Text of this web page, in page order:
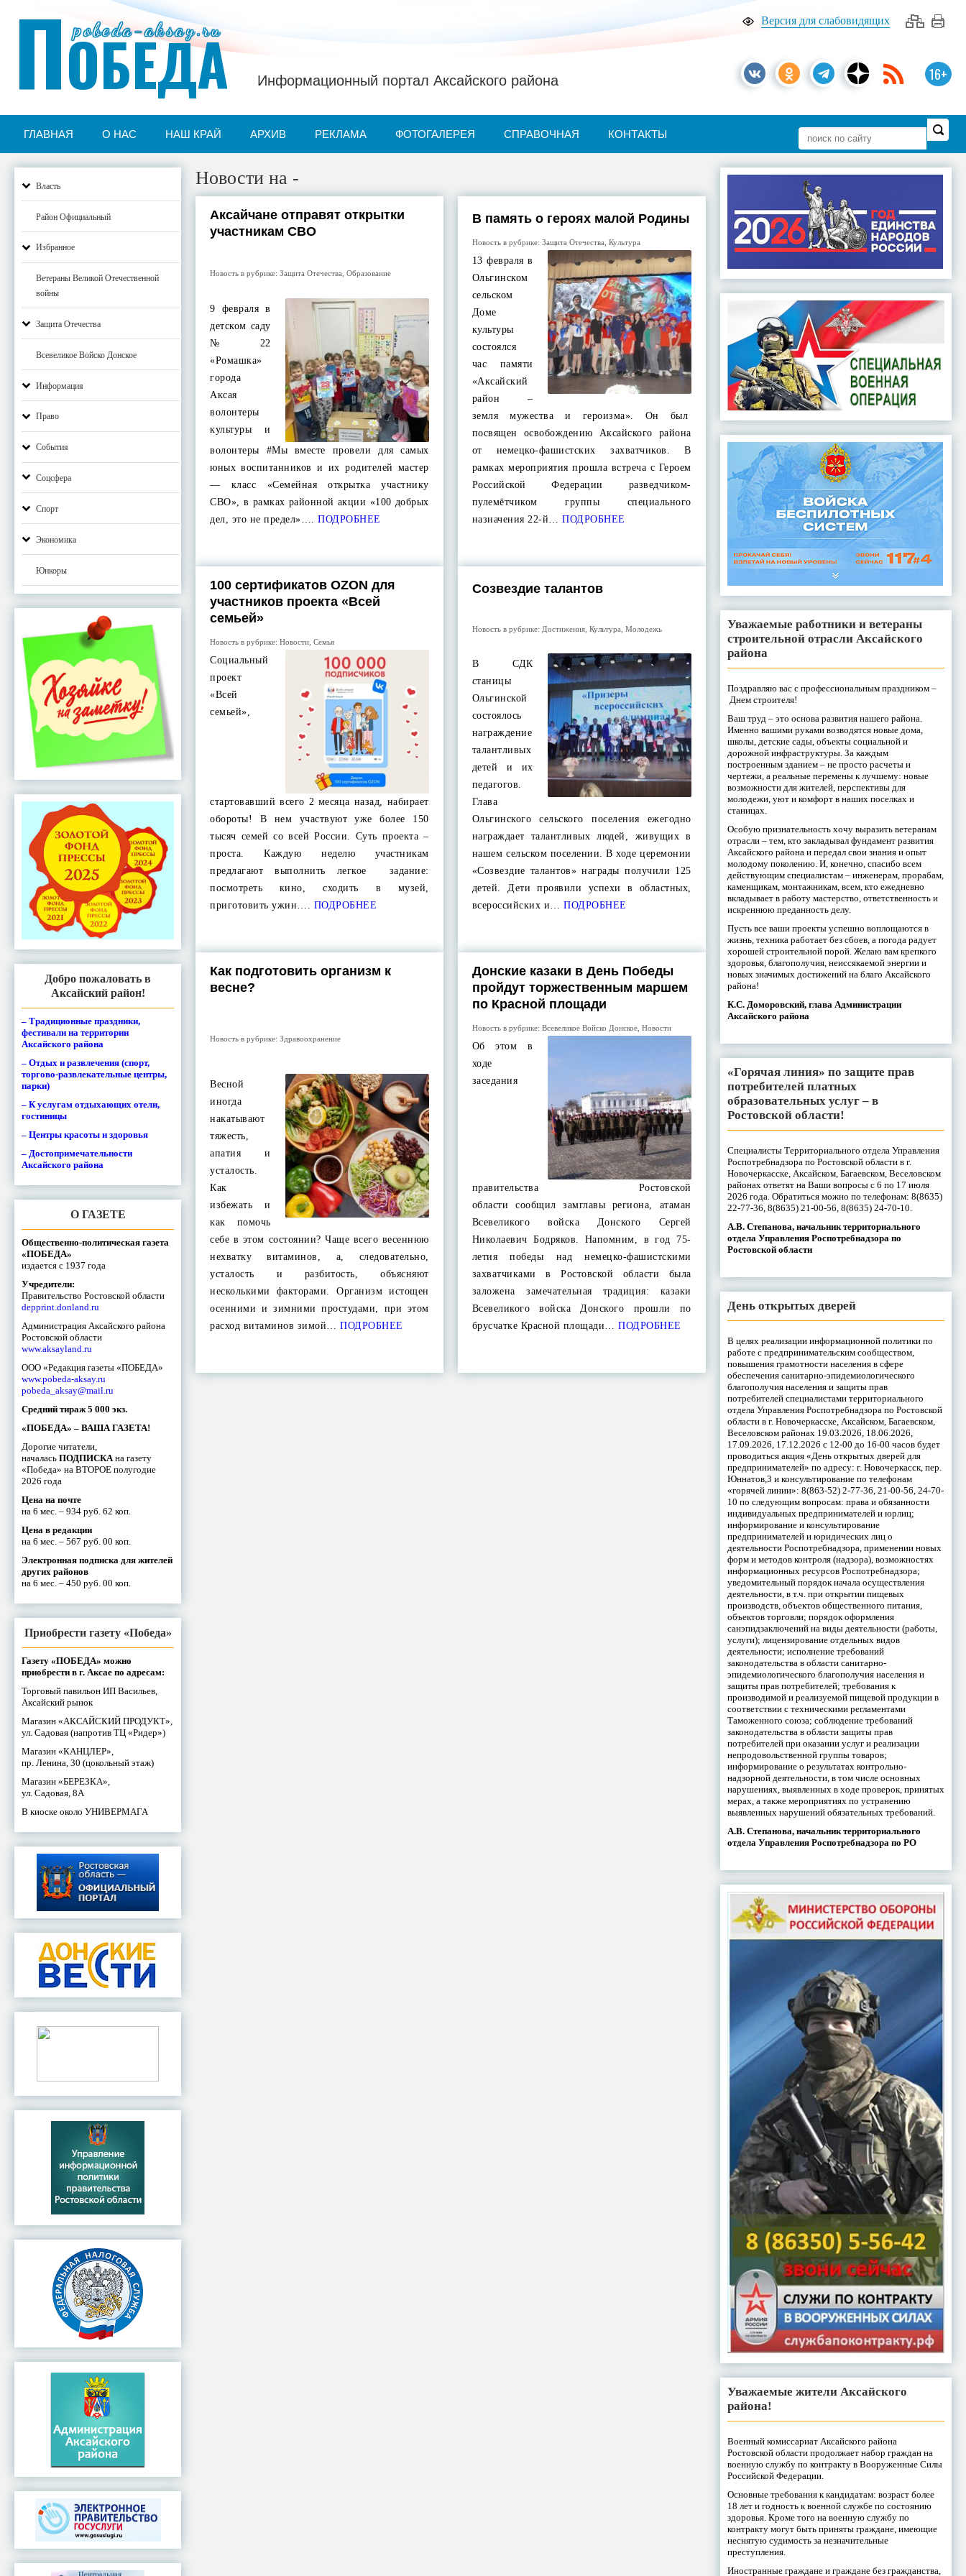
Версия для слабовидящих
16+
pobeda-aksay.ru
ПОБЕДА Информационный портал Аксайского района
ГЛАВНАЯ О НАС НАШ КРАЙ АРХИВ РЕКЛАМА ФОТОГАЛЕРЕЯ СПРАВОЧНАЯ КОНТАКТЫ
Власть
Район Официальный
Избранное
Ветераны Великой Отечественной
войны
Защита Отечества
Всевеликое Войско Донское
Информация
Право
События
Соцсфера
Спорт
Экономика
Юнкоры
Добро пожаловать в
Аксайский район!
– Традиционные праздники,
фестивали на территории
Аксайского района
– Отдых и развлечения (спорт,
торгово-развлекательные центры,
парки)
– К услугам отдыхающих отели,
гостиницы
– Центры красоты и здоровья
– Достопримечательности
Аксайского района
О ГАЗЕТЕ
Общественно-политическая газета
«ПОБЕДА»
издается с 1937 года
Учредители:
Правительство Ростовской области
depprint.donland.ru
Администрация Аксайского района
Ростовской области
www.aksayland.ru
ООО «Редакция газеты «ПОБЕДА»
www.pobeda-aksay.ru
pobeda_aksay@mail.ru
Средний тираж 5 000 экз.
«ПОБЕДА» – ВАША ГАЗЕТА!
Дорогие читатели,
началась ПОДПИСКА на газету
«Победа» на ВТОРОЕ полугодие
2026 года
Цена на почте
на 6 мес. – 934 руб. 62 коп.
Цена в редакции
на 6 мес. – 567 руб. 00 коп.
Электронная подписка для жителей
других районов
на 6 мес. – 450 руб. 00 коп.
Приобрести газету «Победа»
Газету «ПОБЕДА» можно
приобрести в г. Аксае по адресам:
Торговый павильон ИП Васильев,
Аксайский рынок
Магазин «АКСАЙСКИЙ ПРОДУКТ»,
ул. Садовая (напротив ТЦ «Ридер»)
Магазин «КАНЦЛЕР»,
пр. Ленина, 30 (цокольный этаж)
Магазин «БЕРЕЗКА»,
ул. Садовая, 8А
В киоске около УНИВЕРМАГА
Новости на -
Аксайчане отправят открытки
участникам СВО
Новость в рубрике:Защита Отечества ,Образование
9 февраля в
детском саду
№ 22
«Ромашка»
города
Аксая
волонтеры
культуры и
волонтеры #Мы вместе провели для самых
юных воспитанников и их родителей мастер
— класс «Семейная открытка участнику
СВО», в рамках районной акции «100 добрых
дел, это не предел»…. ПОДРОБНЕЕ
В память о героях малой Родины
Новость в рубрике: Защита Отечества Культура
13 февраля в
Ольгинском
сельском
Доме
культуры
состоялся
час памяти
«Аксайский
район –
земля мужества и героизма». Он был
посвящен освобождению Аксайского района
от немецко-фашистских захватчиков. В
рамках мероприятия прошла встреча с Героем
Российской Федерации разведчиком-
пулемётчиком группы специального
назначения 22-й… ПОДРОБНЕЕ
100 сертификатов OZON для
участников проекта «Всей
семьей»
Новость в рубрике:Новости ,Семья
Социальный
проект
«Всей
семьей»,
стартовавший всего 2 месяца назад, набирает
обороты! В нем участвуют уже более 150
тысяч семей со всей России. Суть проекта –
проста. Каждую неделю участникам
предлагают выполнить легкое задание:
посмотреть кино, сходить в музей,
приготовить ужин…. ПОДРОБНЕЕ
Созвездие талантов
Новость в рубрике: Достижения, Культура Молодежь
В СДК
станицы
Ольгинской
состоялось
награждение
талантливых
детей и их
педагогов.
Глава
Ольгинского сельского поселения ежегодно
награждает талантливых людей, живущих в
нашем сельском поселении. В ходе церемонии
«Созвездие талантов» награды получили 125
детей. Дети проявили успехи в областных,
всероссийских и… ПОДРОБНЕЕ
Как подготовить организм к
весне?
Новость в рубрике:Здравоохранение
Весной
иногда
накатывают
тяжесть,
апатия и
усталость.
Как
избежать и
как помочь
себе в этом состоянии? Чаще всего весеннюю
нехватку витаминов, а, следовательно,
усталость и разбитость, объясняют
несколькими факторами. Организм истощен
осенними и зимними простудами, при этом
расход витаминов зимой… ПОДРОБНЕЕ
Донские казаки в День Победы
пройдут торжественным маршем
по Красной площади
Новость в рубрике: Всевеликое Войско Донское, Новости
Об этом в
ходе
заседания
правительства Ростовской
области сообщил замглавы региона, атаман
Всевеликого войска Донского Сергей
Николаевич Бодряков. Напомним, в год 75-
летия победы над немецко-фашистскими
захватчиками в Ростовской области была
заложена замечательная традиция: казаки
Всевеликого войска Донского прошли по
брусчатке Красной площади… ПОДРОБНЕЕ
Уважаемые работники и ветераны
строительной отрасли Аксайского
района
Поздравляю вас с профессиональным праздником –
Днем строителя!
Ваш труд – это основа развития нашего района.
Именно вашими руками возводятся новые дома,
школы, детские сады, объекты социальной и
дорожной инфраструктуры. За каждым
построенным зданием – не просто расчеты и
чертежи, а реальные перемены к лучшему: новые
возможности для жителей, перспективы для
молодежи, уют и комфорт в наших поселках и
станицах.
Особую признательность хочу выразить ветеранам
отрасли – тем, кто закладывал фундамент развития
Аксайского района и передал свои знания и опыт
молодому поколению. И, конечно, спасибо всем
действующим специалистам – инженерам, прорабам,
каменщикам, монтажникам, всем, кто ежедневно
вкладывает в работу мастерство, ответственность и
искреннюю преданность делу.
Пусть все ваши проекты успешно воплощаются в
жизнь, техника работает без сбоев, а погода радует
хорошей строительной порой. Желаю вам крепкого
здоровья, благополучия, неиссякаемой энергии и
новых значимых достижений на благо Аксайского
района!
К.С. Доморовский, глава Администрации
Аксайского района
«Горячая линия» по защите прав
потребителей платных
образовательных услуг – в
Ростовской области!
Специалисты Территориального отдела Управления
Роспотребнадзора по Ростовской области в г.
Новочеркасске, Аксайском, Багаевском, Веселовском
районах ответят на Ваши вопросы с 6 по 17 июля
2026 года. Обратиться можно по телефонам: 8(8635)
22-77-36, 8(8635) 21-00-56, 8(8635) 24-70-10.
А.В. Степанова, начальник территориального
отдела Управления Роспотребнадзора по
Ростовской области
День открытых дверей
В целях реализации информационной политики по
работе с предпринимательским сообществом,
повышения грамотности населения в сфере
обеспечения санитарно-эпидемиологического
благополучия населения и защиты прав
потребителей специалистами территориального
отдела Управления Роспотребнадзора по Ростовской
области в г. Новочеркасске, Аксайском, Багаевском,
Веселовском районах 19.03.2026, 18.06.2026,
17.09.2026, 17.12.2026 с 12-00 до 16-00 часов будет
проводиться акция «День открытых дверей для
предпринимателей» по адресу: г. Новочеркасск, пер.
Юннатов,3 и консультирование по телефонам
«горячей линии»: 8(863-52) 2-77-36, 21-00-56, 24-70-
10 по следующим вопросам: права и обязанности
индивидуальных предпринимателей и юрлиц;
информирование и консультирование
предпринимателей и юридических лиц о
деятельности Роспотребнадзора, применении новых
форм и методов контроля (надзора), возможностях
информационных ресурсов Роспотребнадзора;
уведомительный порядок начала осуществления
деятельности, в т.ч. при открытии пищевых
производств, объектов общественного питания,
объектов торговли; порядок оформления
санэпидзаключений на виды деятельности (работы,
услуги); лицензирование отдельных видов
деятельности; исполнение требований
законодательства в области санитарно-
эпидемиологического благополучия населения и
защиты прав потребителей; требования к
производимой и реализуемой пищевой продукции в
соответствии с техническими регламентами
Таможенного союза; соблюдение требований
законодательства в области защиты прав
потребителей при оказании услуг и реализации
непродовольственной группы товаров;
информирование о результатах контрольно-
надзорной деятельности, в том числе основных
нарушениях, выявленных в ходе проверок, принятых
мерах, а также мероприятиях по устранению
выявленных нарушений обязательных требований.
А.В. Степанова, начальник территориального
отдела Управления Роспотребнадзора по РО
Уважаемые жители Аксайского
района!
Военный комиссариат Аксайского района
Ростовской области продолжает набор граждан на
военную службу по контракту в Вооруженные Силы
Российской Федерации.
Основные требования к кандидатам: возраст более
18 лет и годность к военной службе по состоянию
здоровья. Кроме того на военную службу по
контракту могут быть приняты граждане, имеющие
неснятую судимость за незначительные
преступления.
Иностранные граждане и граждане без гражданства,